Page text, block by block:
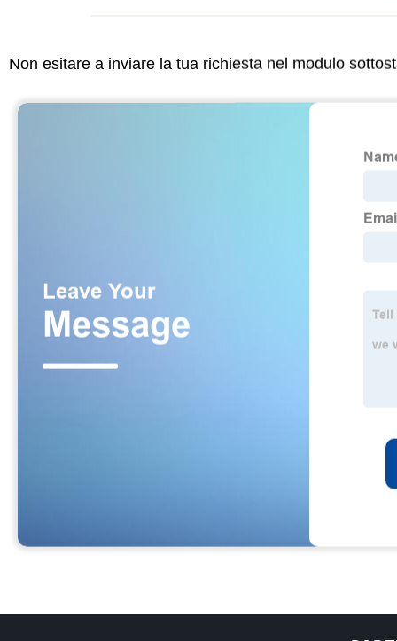
Non esitare a inviare la tua richiesta nel modulo